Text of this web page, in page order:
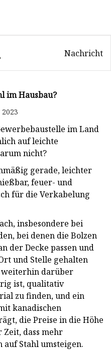
Nachricht
im Hausbau?
im Land
auf leichte
nicht?
gerade, leichter
feuer- und
für die Verkabelung
insbesondere bei
bei denen die Bolzen
der Decke passen und
und Stelle gehalten
weiterhin darüber
ist, qualitativ
zu finden, und ein
kanadischen
die Preise in die Höhe
Zeit, dass mehr
Stahl umsteigen.